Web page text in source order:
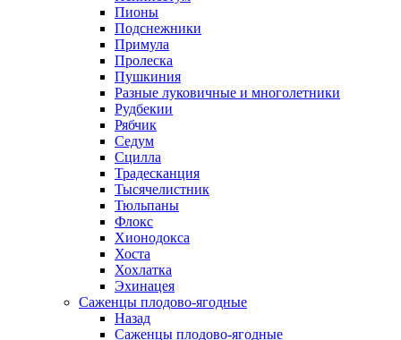
Пионы
Подснежники
Примула
Пролеска
Пушкиния
Разные луковичные и многолетники
Рудбекии
Рябчик
Седум
Сцилла
Традесканция
Тысячелистник
Тюльпаны
Флокс
Хионодокса
Хоста
Хохлатка
Эхинацея
Саженцы плодово-ягодные
Назад
Саженцы плодово-ягодные